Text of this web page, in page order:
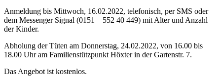
Anmeldung bis Mittwoch, 16.02.2022, telefonisch, per SMS oder
dem Messenger Signal (0151 – 552 40 449) mit Alter und Anzahl
der Kinder.
Abholung der Tüten am Donnerstag, 24.02.2022, von 16.00 bis
18.00 Uhr am Familienstützpunkt Höxter in der Gartenstr. 7.
Das Angebot ist kostenlos.